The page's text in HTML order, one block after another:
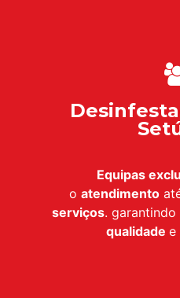
Equipas
o atendimento
serviços. garantindo
qualidade e